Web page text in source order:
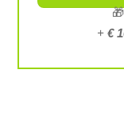
🎁
+ €